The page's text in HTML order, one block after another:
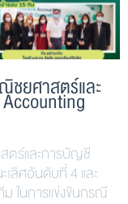
ยศาสตร์และ
ร์และการบัญชี
ลิศอันดับที่ 4 และ
ในการแข่งขันกรณี